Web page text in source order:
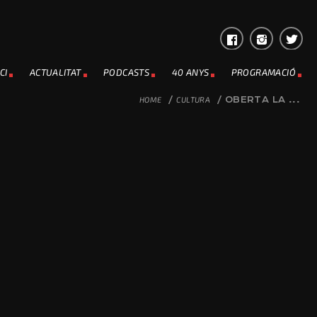
ACTUALITAT PODCASTS 40 ANYS PROGRAMACIÓ
HOME / CULTURA / OBERTA LA ...